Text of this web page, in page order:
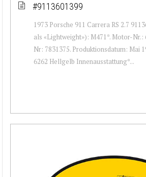
#9113601399
1973 Porsche 911 Carrera RS 2.7
als «Lightweight»): M471*. Motor-Nr.:
Nr: 7831375. Produktionsdatum: Mai
6262 Hellgelb Innenausstattung*...